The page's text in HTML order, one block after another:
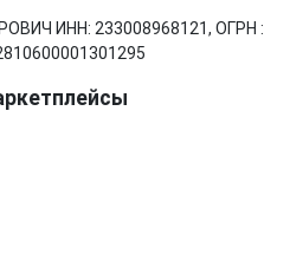
ИНН: 233008968121, ОГРН :